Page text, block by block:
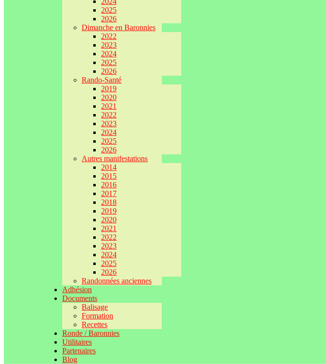
2025
2026
Dimanche en Baronnies
2022
2023
2024
2025
2026
Rando-Santé
2019
2020
2021
2022
2023
2024
2025
2026
Autres manifestations
2014
2015
2016
2017
2018
2019
2020
2021
2022
2023
2024
2025
2026
Randonnées anciennes
Adhésion
Documents
Balisage
Formation
Recettes
Ronde / Baronnies
Utilitaires
Partenaires
Blog